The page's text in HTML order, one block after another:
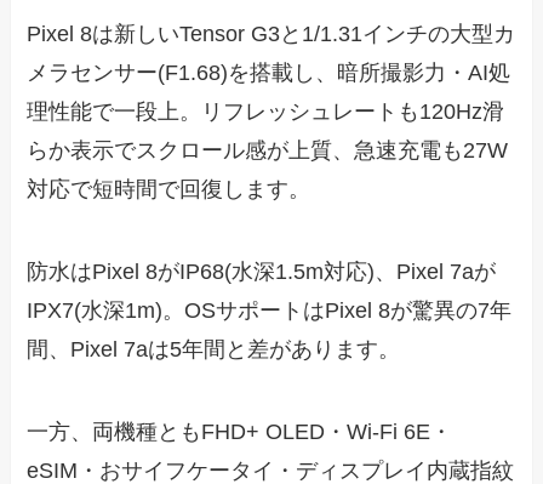
Pixel 8は新しいTensor G3と1/1.31インチの大型カ
メラセンサー(F1.68)を搭載し、暗所撮影力・AI処
理性能で一段上。リフレッシュレートも120Hz滑
らか表示でスクロール感が上質、急速充電も27W
対応で短時間で回復します。
防水はPixel 8がIP68(水深1.5m対応)、Pixel 7aが
IPX7(水深1m)。OSサポートはPixel 8が驚異の7年
間、Pixel 7aは5年間と差があります。
一方、両機種ともFHD+ OLED・Wi-Fi 6E・
eSIM・おサイフケータイ・ディスプレイ内蔵指紋